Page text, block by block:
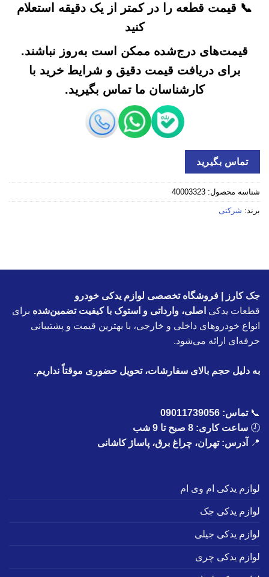
📞 قیمت قطعه را در کمتر از یک دقیقه استعلام
کنید
قیمت‌های درج‌شده ممکن است به‌روز نباشند.
برای دریافت قیمت دقیق و شرایط خرید با
کارشناسان ما تماس بگیرید.
تماس بگیرید
شناسه محصول: 40003323
برند: شرکتی
جک کارز | فروشگاه تخصصی لوازم یدکی خودرو
قطعات یدکی اصلی، وارداتی و استوک با کیفیت تضمین‌شده برای
انواع خودروهای داخلی و خارجی، با بهترین قیمت و پشتیبانی
حرفه‌ای ارائه می‌شود.
به دلیل حجم بالای سفارشات، تحویل حضوری موقتاً نداریم.
📞تماس: 09011739056
🕗 ساعت کاری: 8 صبح تا 9 شب
📍
آدرس: تهران، چراغ برق، پاساژ کاشانی
لوازم یدکی ام وی ام
لوازم یدکی جک
لوازم یدکی جیلی
لوازم یدکی چری